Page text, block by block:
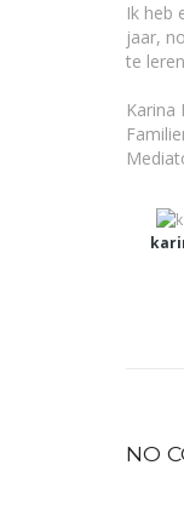
Ik heb
jaar,
te
Karina
NO